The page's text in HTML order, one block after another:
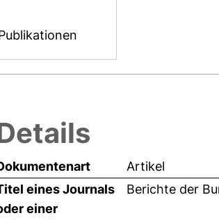
Artikel
eines Journals
einer
Berichte der